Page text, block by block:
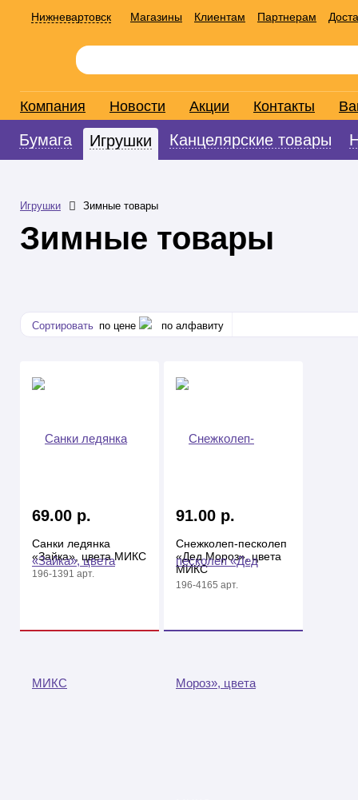
Нижневартовск Магазины Клиентам Партнерам
Компания Новости Акции Контакты
Бумага Игрушки Канцелярские товары
Игрушки Зимные товары
Зимные товары
Сортировать по цене по алфавиту
69.00 р.
Санки ледянка
«Зайка», цвета МИКС
196-1391 арт.
91.00 р.
Снежколеп-песколеп
«Дед Мороз», цвета
МИКС
196-4165 арт.